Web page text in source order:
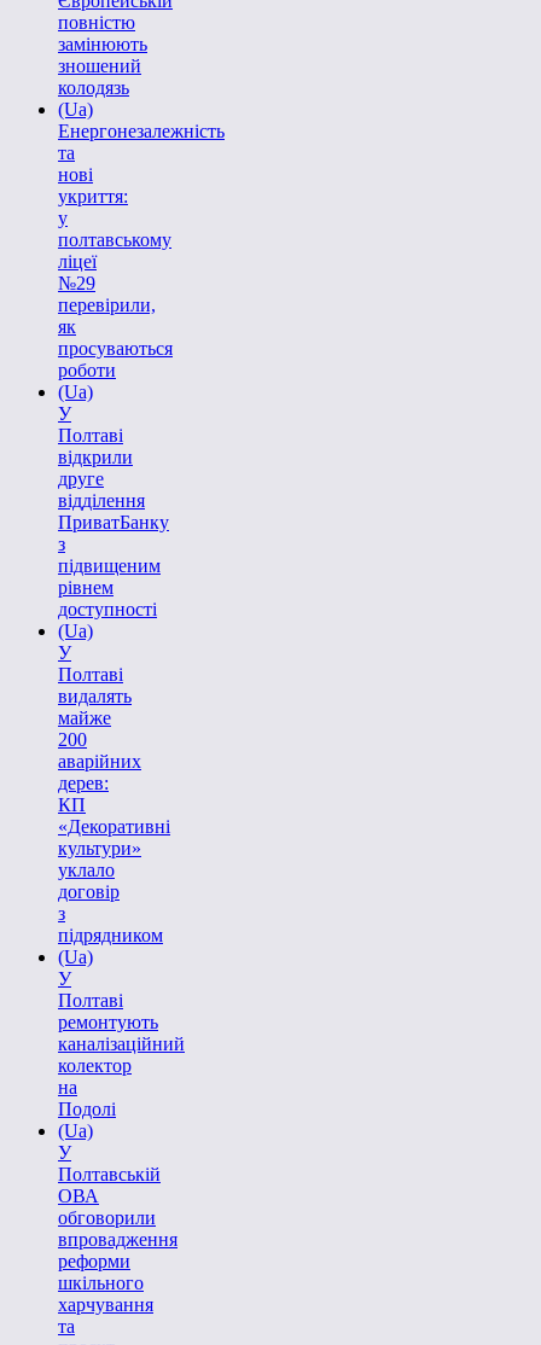
повністю
замінюють
зношений
колодязь
(Ua)
Енергонезалежність
та
нові
укриття:
у
полтавському
ліцеї
№29
перевірили,
як
просуваються
роботи
(Ua)
У
Полтаві
відкрили
друге
відділення
ПриватБанку
з
підвищеним
рівнем
доступності
(Ua)
У
Полтаві
видалять
майже
200
аварійних
дерев:
КП
«Декоративні
культури»
уклало
договір
з
підрядником
(Ua)
У
Полтаві
ремонтують
каналізаційний
колектор
на
Подолі
(Ua)
У
Полтавській
ОВА
обговорили
впровадження
реформи
шкільного
харчування
та